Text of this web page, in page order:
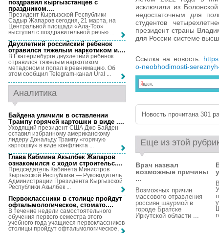
исключили из
недостаточным для
студентов
президент страны
для России системе
Ссылка на новость:
o-neobhodimosti-
Новость прочитана 301
Еще из этой
Врач назвал
возможные причины
...
Возможных причин
массового отравления
россиян шаурмой в
городе Братске
Иркутской области ...
поздравил кыргызстанцев с
праздником....
Президент Кыргызской Республики
Садыр Жапаров сегодня, 21 марта, на
Центральной площади «Ала-Тоо»
выступил с поздравительной речью ...
Двухлетний российский ребенок
отравился тяжелым наркотиком и....
В Екатеринбурге двухлетний ребенок
отравился тяжелым наркотиком
метадоном и попал в реанимацию. Об
этом сообщил Telegram-канал Ural ...
Аналитика
Байдена уличили в оставлении
Трампу горячей картошки в виде ....
Уходящий президент США Джо Байден
оставил избранному американскому
лидеру Дональду Трампу «горячую
картошку» в виде конфликта ...
Глава Кабмина Акылбек Жапаров
ознакомился с ходом строительс....
Председатель Кабинета Министров
Кыргызской Республики — Руководитель
Администрации Президента Кыргызской
Республики Акылбек ...
Первоклассники в столице пройдут
офтальмологическое, стомато....
В течение недели самостоятельного
обучения первого семестра этого
учебного года учащиеся первоклассников
столицы пройдут офтальмологическое, ...